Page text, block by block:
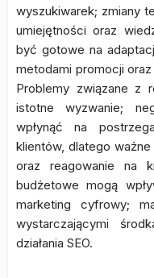
wyszukiwarek; zmiany
umiejętności oraz
być gotowe na
metodami promocji
Problemy związane z
istotne wyzwanie;
wpłynąć na
klientów, dlatego
oraz reagowanie na
budżetowe mogą
marketing cyfrowy;
wystarczającymi
działania SEO.